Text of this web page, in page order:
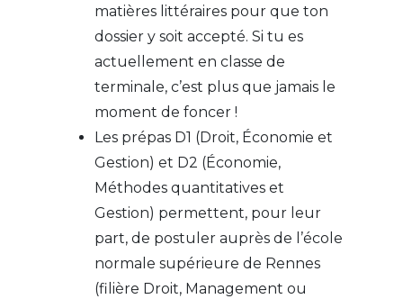
matières littéraires pour que ton
dossier y soit accepté. Si tu es
actuellement en classe de
terminale, c’est plus que jamais le
moment de foncer !
Les prépas D1 (Droit, Économie et
Gestion) et D2 (Économie,
Méthodes quantitatives et
Gestion) permettent, pour leur
part, de postuler auprès de l’école
normale supérieure de Rennes
(filière Droit, Management ou